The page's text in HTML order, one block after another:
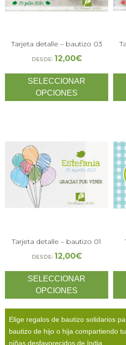
Tarjeta detalle – bautizo 03
DESDE: 12,00€
SELECCIONAR
OPCIONES
Tarjeta detalle – bautizo 01
DESDE: 12,00€
SELECCIONAR
OPCIONES
Elige regalos de bautizo solidarios
bautizo de hijo o hija compartiendo
niñas desfavorecidos de India.